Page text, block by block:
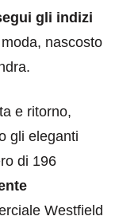
gli indizi
nascosto
e ritorno,
gli eleganti
di 196
Westfield